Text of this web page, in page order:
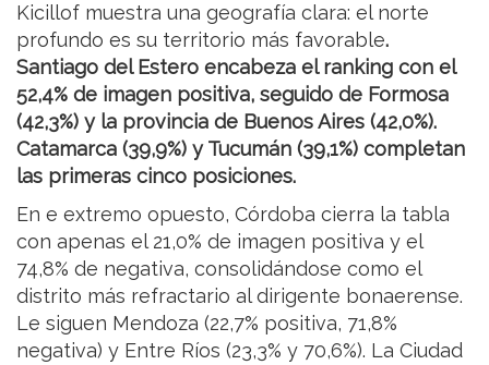
Kicillof muestra una geografía clara: el norte
profundo es su territorio más favorable.
Santiago del Estero encabeza el ranking con el
52,4% de imagen positiva, seguido de Formosa
(42,3%) y la provincia de Buenos Aires (42,0%).
Catamarca (39,9%) y Tucumán (39,1%) completan
las primeras cinco posiciones.
En e extremo opuesto, Córdoba cierra la tabla
con apenas el 21,0% de imagen positiva y el
74,8% de negativa, consolidándose como el
distrito más refractario al dirigente bonaerense.
Le siguen Mendoza (22,7% positiva, 71,8%
negativa) y Entre Ríos (23,3% y 70,6%). La Ciudad